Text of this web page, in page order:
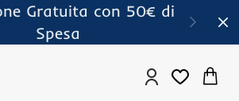
Gratuita con 50€ di
Spesa